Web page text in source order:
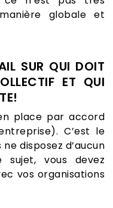
globale et
SUR QUI DOIT
ET QUI
place par accord
C’est le
disposez d’aucun
vous devez
vos organisations